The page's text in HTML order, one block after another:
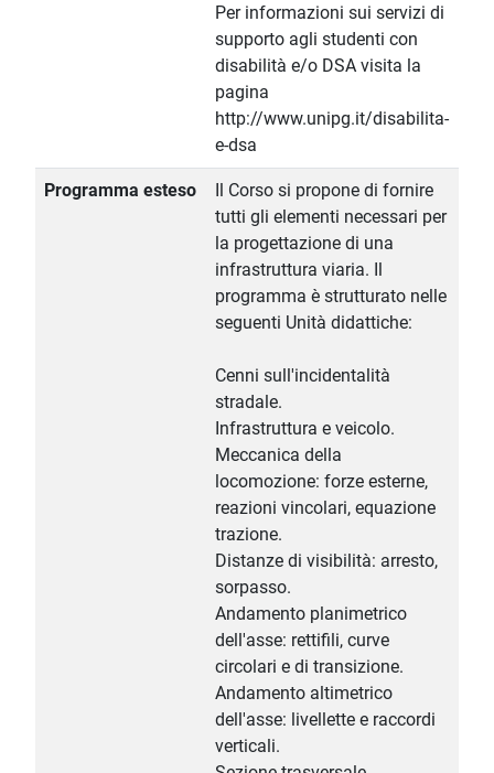
Per informazioni sui servizi di
supporto agli studenti con
disabilità e/o DSA visita la
pagina
http://www.unipg.it/disabilita-
e-dsa
Programma esteso
Il Corso si propone di fornire
tutti gli elementi necessari per
la progettazione di una
infrastruttura viaria. Il
programma è strutturato nelle
seguenti Unità didattiche:
Cenni sull'incidentalità
stradale.
Infrastruttura e veicolo.
Meccanica della
locomozione: forze esterne,
reazioni vincolari, equazione
trazione.
Distanze di visibilità: arresto,
sorpasso.
Andamento planimetrico
dell'asse: rettifili, curve
circolari e di transizione.
Andamento altimetrico
dell'asse: livellette e raccordi
verticali.